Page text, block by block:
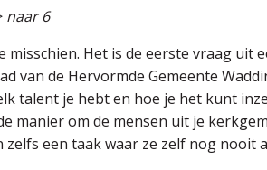
naar 6
misschien. Het is de eerste vraag
van de Hervormde Gemeente
talent je hebt en hoe je het kunt
manier om de mensen uit je
zelfs een taak waar ze zelf nog nooit